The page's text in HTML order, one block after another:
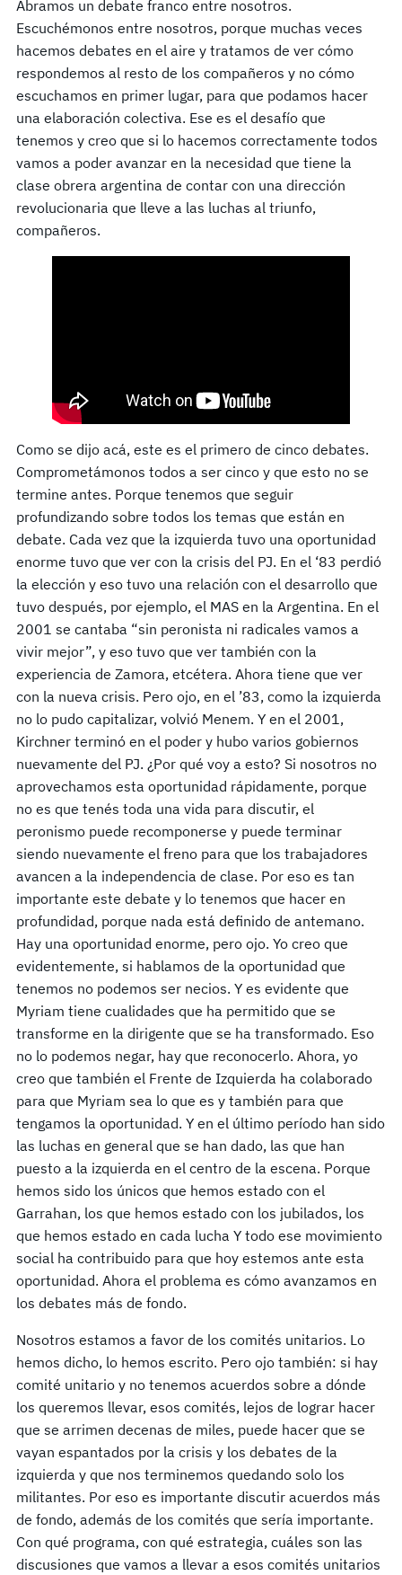
Abramos un debate franco entre nosotros.
Escuchémonos entre nosotros, porque muchas veces
hacemos debates en el aire y tratamos de ver cómo
respondemos al resto de los compañeros y no cómo
escuchamos en primer lugar, para que podamos hacer
una elaboración colectiva. Ese es el desafío que
tenemos y creo que si lo hacemos correctamente todos
vamos a poder avanzar en la necesidad que tiene la
clase obrera argentina de contar con una dirección
revolucionaria que lleve a las luchas al triunfo,
compañeros.
Como se dijo acá, este es el primero de cinco debates.
Comprometámonos todos a ser cinco y que esto no se
termine antes. Porque tenemos que seguir
profundizando sobre todos los temas que están en
debate. Cada vez que la izquierda tuvo una oportunidad
enorme tuvo que ver con la crisis del PJ. En el ‘83 perdió
la elección y eso tuvo una relación con el desarrollo que
tuvo después, por ejemplo, el MAS en la Argentina. En el
2001 se cantaba “sin peronista ni radicales vamos a
vivir mejor”, y eso tuvo que ver también con la
experiencia de Zamora, etcétera. Ahora tiene que ver
con la nueva crisis. Pero ojo, en el ’83, como la izquierda
no lo pudo capitalizar, volvió Menem. Y en el 2001,
Kirchner terminó en el poder y hubo varios gobiernos
nuevamente del PJ. ¿Por qué voy a esto? Si nosotros no
aprovechamos esta oportunidad rápidamente, porque
no es que tenés toda una vida para discutir, el
peronismo puede recomponerse y puede terminar
siendo nuevamente el freno para que los trabajadores
avancen a la independencia de clase. Por eso es tan
importante este debate y lo tenemos que hacer en
profundidad, porque nada está definido de antemano.
Hay una oportunidad enorme, pero ojo. Yo creo que
evidentemente, si hablamos de la oportunidad que
tenemos no podemos ser necios. Y es evidente que
Myriam tiene cualidades que ha permitido que se
transforme en la dirigente que se ha transformado. Eso
no lo podemos negar, hay que reconocerlo. Ahora, yo
creo que también el Frente de Izquierda ha colaborado
para que Myriam sea lo que es y también para que
tengamos la oportunidad. Y en el último período han sido
las luchas en general que se han dado, las que han
puesto a la izquierda en el centro de la escena. Porque
hemos sido los únicos que hemos estado con el
Garrahan, los que hemos estado con los jubilados, los
que hemos estado en cada lucha Y todo ese movimiento
social ha contribuido para que hoy estemos ante esta
oportunidad. Ahora el problema es cómo avanzamos en
los debates más de fondo.
Nosotros estamos a favor de los comités unitarios. Lo
hemos dicho, lo hemos escrito. Pero ojo también: si hay
comité unitario y no tenemos acuerdos sobre a dónde
los queremos llevar, esos comités, lejos de lograr hacer
que se arrimen decenas de miles, puede hacer que se
vayan espantados por la crisis y los debates de la
izquierda y que nos terminemos quedando solo los
militantes. Por eso es importante discutir acuerdos más
de fondo, además de los comités que sería importante.
Con qué programa, con qué estrategia, cuáles son las
discusiones que vamos a llevar a esos comités unitarios